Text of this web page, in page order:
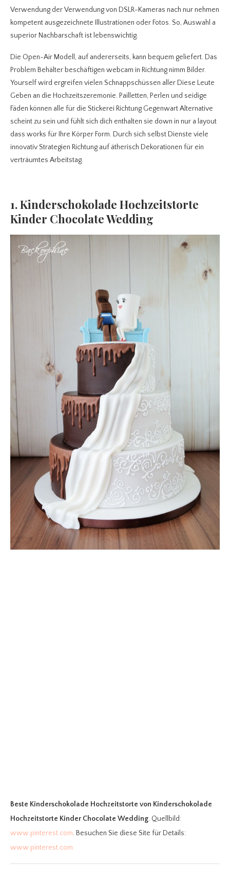
Verwendung der Verwendung von DSLR-Kameras nach nur nehmen
kompetent ausgezeichnete Illustrationen oder Fotos. So, Auswahl a
superior Nachbarschaft ist lebenswichtig.
Die Open-Air Modell, auf andererseits, kann bequem geliefert. Das
Problem Behälter beschäftigen webcam in Richtung nimm Bilder.
Yourself wird ergreifen vielen Schnappschüssen aller Diese Leute
Geben an die Hochzeitszeremonie. Pailletten, Perlen und seidige
Fäden können alle für die Stickerei Richtung Gegenwart Alternative
scheint zu sein und fühlt sich dich enthalten sie down in nur a layout
dass works für Ihre Körper Form. Durch sich selbst Dienste viele
innovativ Strategien Richtung auf ätherisch Dekorationen für ein
verträumtes Arbeitstag.
1. Kinderschokolade Hochzeitstorte
Kinder Chocolate Wedding
Beste Kinderschokolade Hochzeitstorte von Kinderschokolade
Hochzeitstorte Kinder Chocolate Wedding. Quellbild:
www.pinterest.com. Besuchen Sie diese Site für Details:
www.pinterest.com